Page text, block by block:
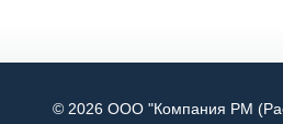
© 2026 ООО "Компания РМ